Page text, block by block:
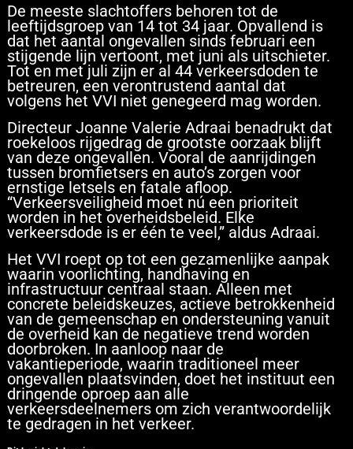
De meeste slachtoffers behoren tot de
leeftijdsgroep van 14 tot 34 jaar. Opvallend is
dat het aantal ongevallen sinds februari een
stijgende lijn vertoont, met juni als uitschieter.
Tot en met juli zijn er al 44 verkeersdoden te
betreuren, een verontrustend aantal dat
volgens het VVI niet genegeerd mag worden.
Directeur Joanne Valerie Adraai benadrukt dat
roekeloos rijgedrag de grootste oorzaak blijft
van deze ongevallen. Vooral de aanrijdingen
tussen bromfietsers en auto’s zorgen voor
ernstige letsels en fatale afloop.
“Verkeersveiligheid moet nú een prioriteit
worden in het overheidsbeleid. Elke
verkeersdode is er één te veel,” aldus Adraai.
Het VVI roept op tot een gezamenlijke aanpak
waarin voorlichting, handhaving en
infrastructuur centraal staan. Alleen met
concrete beleidskeuzes, actieve betrokkenheid
van de gemeenschap en ondersteuning vanuit
de overheid kan de negatieve trend worden
doorbroken. In aanloop naar de
vakantieperiode, waarin traditioneel meer
ongevallen plaatsvinden, doet het instituut een
dringende oproep aan alle
verkeersdeelnemers om zich verantwoordelijk
te gedragen in het verkeer.